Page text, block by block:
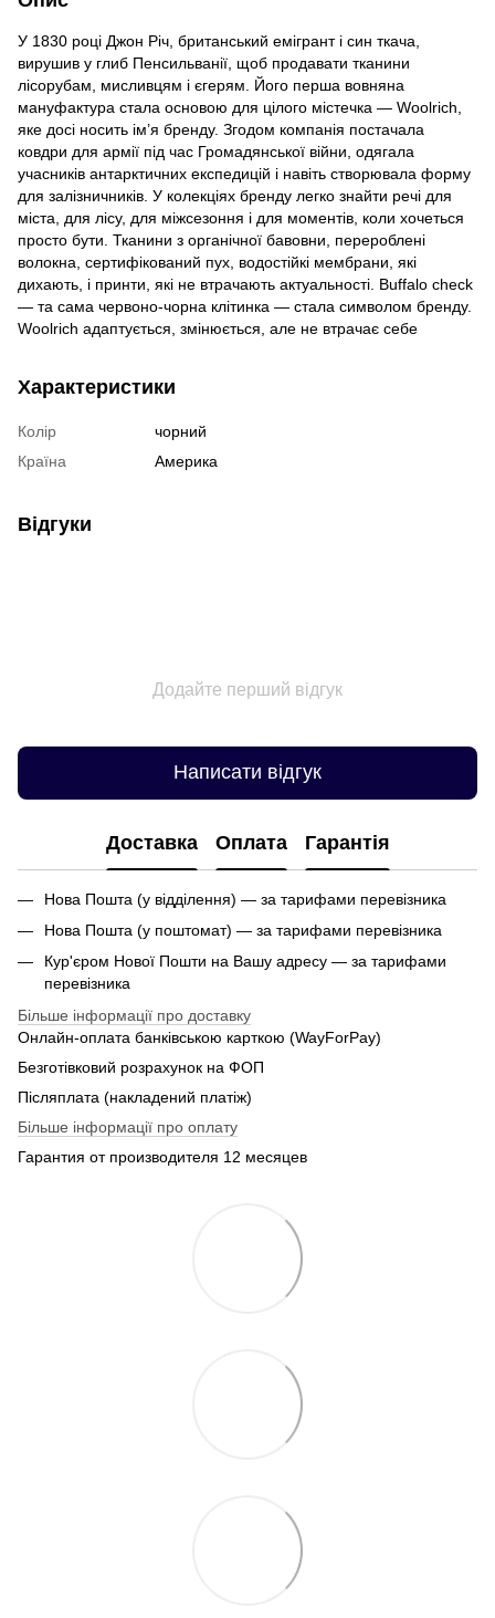
У 1830 році Джон Річ, британський емігрант і син ткача,
вирушив у глиб Пенсильванії, щоб продавати тканини
лісорубам, мисливцям і єгерям. Його перша вовняна
мануфактура стала основою для цілого містечка — Woolrich,
яке досі носить ім’я бренду. Згодом компанія постачала
ковдри для армії під час Громадянської війни, одягала
учасників антарктичних експедицій і навіть створювала форму
для залізничників. У колекціях бренду легко знайти речі для
міста, для лісу, для міжсезоння і для моментів, коли хочеться
просто бути. Тканини з органічної бавовни, перероблені
волокна, сертифікований пух, водостійкі мембрани, які
дихають, і принти, які не втрачають актуальності. Buffalo check
— та сама червоно-чорна клітинка — стала символом бренду.
Woolrich адаптується, змінюється, але не втрачає себе
Характеристики
Колір
чорний
Країна
Америка
Відгуки
Додайте перший відгук
Написати відгук
Доставка Оплата Гарантія
Нова Пошта (у відділення) — за тарифами перевізника
Нова Пошта (у поштомат) — за тарифами перевізника
Кур'єром Нової Пошти на Вашу адресу — за тарифами
перевізника
Більше інформації про доставку
Онлайн-оплата банківською карткою (WayForPay)
Безготівковий розрахунок на ФОП
Післяплата (накладений платіж)
Більше інформації про оплату
Гарантия от производителя 12 месяцев